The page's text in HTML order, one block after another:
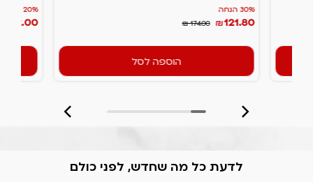
30% הנחה
₪121.80
₪ 174.00
הוספה לסל
20% הנחה
132.00
לדעת כל מה שחדש, לפני כולם